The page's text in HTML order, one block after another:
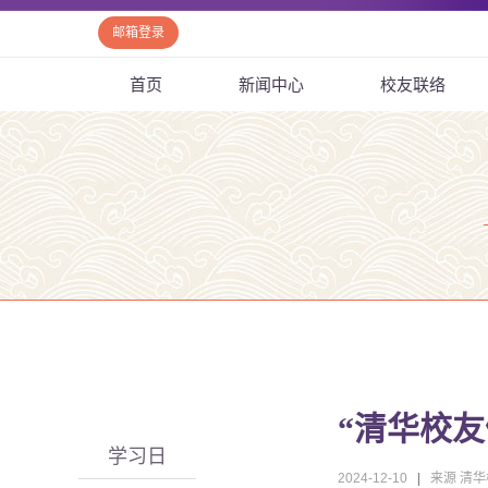
邮箱登录
首页 新闻中心 校友联络
学习日
“清华校
2024-12-10 来源 清